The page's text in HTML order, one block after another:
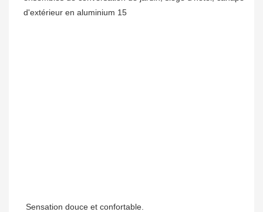
Sensation douce et confortable.